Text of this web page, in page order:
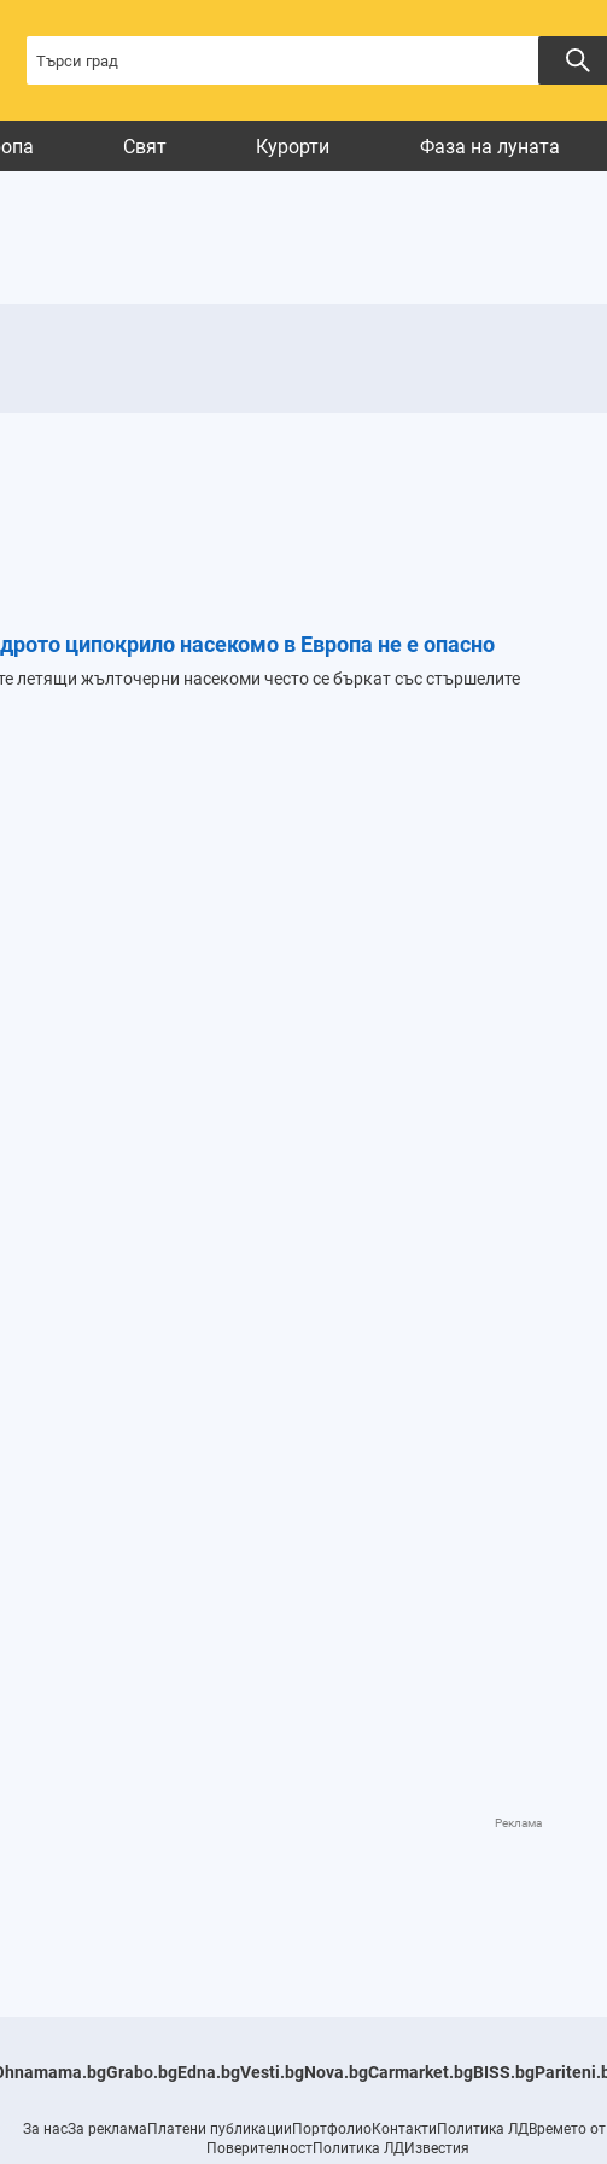
Свят Курорти Фаза на луната
ципокрило насекомо в Европа не е опасно
летящи жълточерни насекоми често се бъркат със стършелите
Grabo.bgEdna.bgVesti.bgNova.bgCarmarket.bgBISS.bg
За насЗа реклама Платени публикации ПортфолиоКонтакти Политика ЛДВремето
ПоверителностПолитика ЛДИзвестия